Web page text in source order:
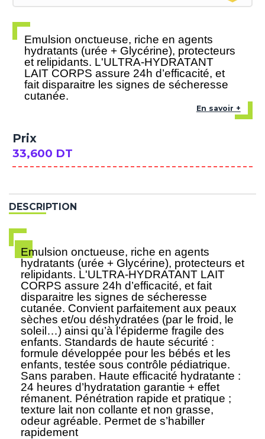
Emulsion onctueuse, riche en agents
hydratants (urée + Glycérine), protecteurs
et relipidants. L'ULTRA-HYDRATANT
LAIT CORPS assure 24h d’efficacité, et
fait disparaitre les signes de sécheresse
cutanée.
En savoir +
Prix
33,600 DT
DESCRIPTION
Emulsion onctueuse, riche en agents
hydratants (urée + Glycérine), protecteurs et
relipidants. L'ULTRA-HYDRATANT LAIT
CORPS assure 24h d’efficacité, et fait
disparaitre les signes de sécheresse
cutanée. Convient parfaitement aux peaux
sèches et/ou déshydratées (par le froid, le
soleil…) ainsi qu’à l’épiderme fragile des
enfants. Standards de haute sécurité :
formule développée pour les bébés et les
enfants, testée sous contrôle pédiatrique.
Sans paraben. Haute efficacité hydratante :
24 heures d’hydratation garantie + effet
rémanent. Pénétration rapide et pratique ;
texture lait non collante et non grasse,
odeur agréable. Permet de s’habiller
rapidement